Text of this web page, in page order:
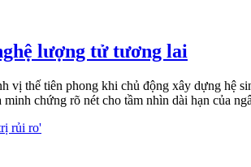
lượng tử tương lai
thế tiên phong khi chủ động xây dựng hệ
chứng rõ nét cho tầm nhìn dài hạn của